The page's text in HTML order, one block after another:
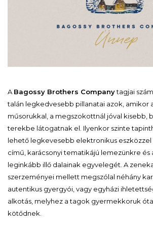
A Bagossy Brothers Companytagjai
talán legkedvesebb pillanatai azok, amikor
műsorukkal, a megszokottnál jóval kisebb,
terekbe látogatnak el. Ilyenkor szinte
lehető legkevesebb elektronikus eszközzel
című, karácsonyi tematikájú lemezünkre és
leginkább illő dalainak egyvelegét. A
szerzeményei mellett megszólal néhány
autentikus gyergyói, vagy egyházi
alkotás, melyhez a tagok gyermekkoruk
kötődnek.